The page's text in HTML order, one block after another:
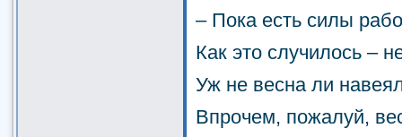
– Пока есть силы
Как это случилось –
Уж не весна ли
Впрочем, пожалуй,